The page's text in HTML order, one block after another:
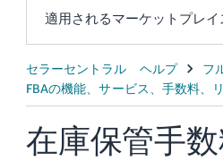
中
文
-
CN
適用されるマーケットプレイ
在庫保管手